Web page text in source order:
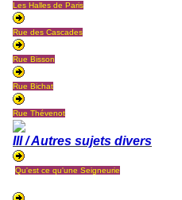
Les Halles de Paris
Rue des Cascades
Rue Bisson
Rue Bichat
Rue Thévenot
III / Autres sujets divers
Qu'est ce qu'une Seigneurie